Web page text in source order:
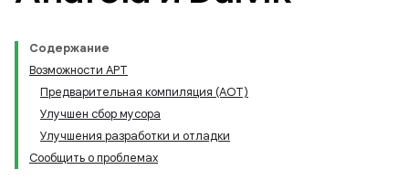
Содержание
Возможности АРТ
Предварительная компиляция (AOT)
Улучшен сбор мусора
Улучшения разработки и отладки
Сообщить о проблемах